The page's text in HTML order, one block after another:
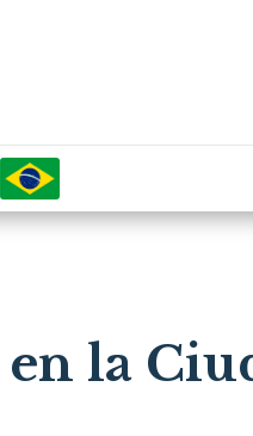
la